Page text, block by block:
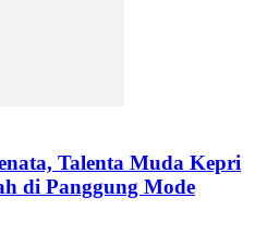
Talenta Muda Kepri
di Panggung Mode